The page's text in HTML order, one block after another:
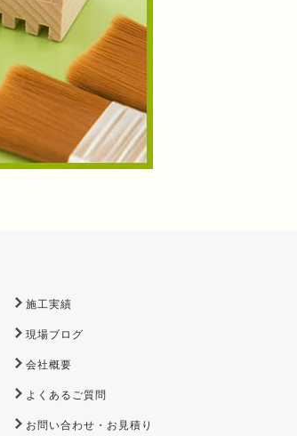
施工実績
現場ブログ
会社概要
よくあるご質問
お問い合わせ・お見積り